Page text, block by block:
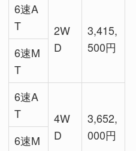
6速A
T
2W
D
3,415,
500円
6速M
T
6速A
T
4W
D
3,652,
000円
6速M